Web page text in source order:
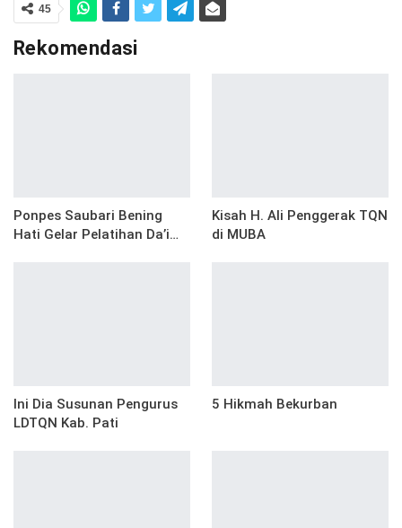
45
Rekomendasi
Ponpes Saubari Bening
Hati Gelar Pelatihan Da’i…
Kisah H. Ali Penggerak TQN
di MUBA
Ini Dia Susunan Pengurus
LDTQN Kab. Pati
5 Hikmah Bekurban